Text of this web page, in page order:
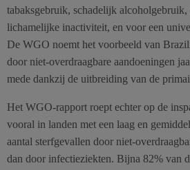
tabaksgebruik, schadelijk
lichamelijke inactiviteit, en voor een
De WGO noemt het voorbeeld van
door niet-overdraagbare aandoeningen
mede dankzij de uitbreiding van de
Het WGO-rapport roept echter op de
vooral in landen met een laag en
aantal sterfgevallen door niet-
dan door infectieziekten. Bijna 82% van